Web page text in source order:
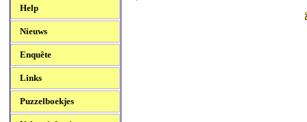
Help
Nieuws
Enquête
Links
Puzzelboekjes